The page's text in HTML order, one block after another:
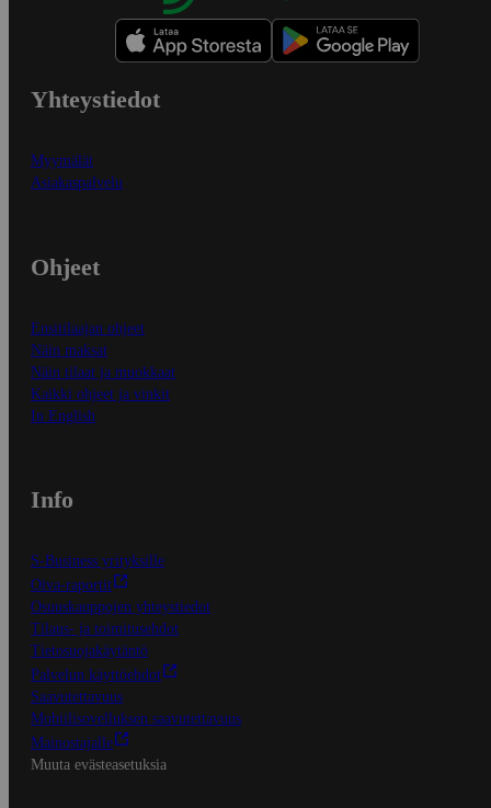
Yhteystiedot
Myymälät
Asiakaspalvelu
Ohjeet
Ensitilaajan ohjeet
Näin maksat
Näin tilaat ja muokkaat
Kaikki ohjeet ja vinkit
In English
Info
S-Business yrityksille
Oiva-raportit
Osuuskauppojen yhteystiedot
Tilaus- ja toimitusehdot
Tietosuojakäytäntö
Palvelun käyttöehdot
Saavutettavuus
Mobiilisovelluksen saavutettavuus
Mainostajalle
Muuta evästeasetuksia